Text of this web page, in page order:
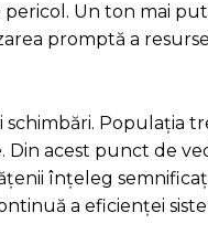
Un ton mai
promptă a
Populația
acest punct de
înțeleg
a eficienței